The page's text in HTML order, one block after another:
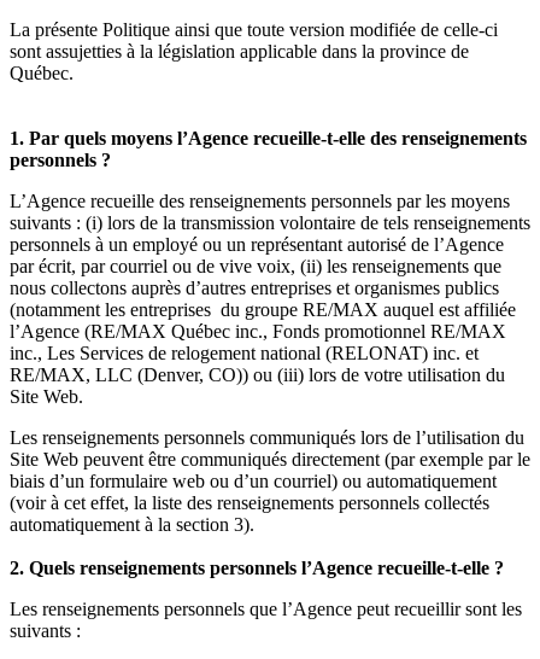
La présente Politique ainsi que toute version modifiée de celle-ci
sont assujetties à la législation applicable dans la province de
Québec.
1. Par quels moyens l’Agence recueille-t-elle des renseignements
personnels ?
L’Agence recueille des renseignements personnels par les moyens
suivants : (i) lors de la transmission volontaire de tels renseignements
personnels à un employé ou un représentant autorisé de l’Agence
par écrit, par courriel ou de vive voix, (ii) les renseignements que
nous collectons auprès d’autres entreprises et organismes publics
(notamment les entreprises du groupe RE/MAX auquel est affiliée
l’Agence (RE/MAX Québec inc., Fonds promotionnel RE/MAX
inc., Les Services de relogement national (RELONAT) inc. et
RE/MAX, LLC (Denver, CO)) ou (iii) lors de votre utilisation du
Site Web.
Les renseignements personnels communiqués lors de l’utilisation du
Site Web peuvent être communiqués directement (par exemple par le
biais d’un formulaire web ou d’un courriel) ou automatiquement
(voir à cet effet, la liste des renseignements personnels collectés
automatiquement à la section 3).
2. Quels renseignements personnels l’Agence recueille-t-elle ?
Les renseignements personnels que l’Agence peut recueillir sont les
suivants :